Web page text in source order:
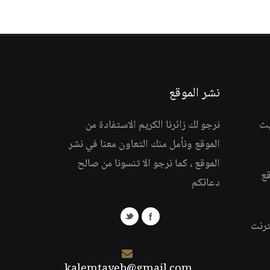
نشر الموقع
نرجو لك زائرنا الكريم الاستفادة من
الموقع ونأمل منك التعاون معنا في نشر
الموقع ، كما نرجو الا تنسونا من صالح
دعائكم